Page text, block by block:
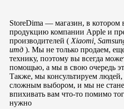
StoreDima — магазин, в котором
продукцию компании Apple и
производителей ( Xiaomi,
итд). Мы не только продаем,
технику, поэтому вы всегда
помощью, а мы в свою очередь
Также, мы консультируем людей,
сложным выбором, и мы не
впихивать вам что-то помимо
нужно